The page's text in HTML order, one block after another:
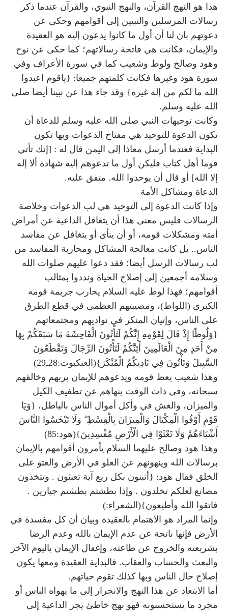
هذا هو النهج القرآن، والنهج النبوي، والقرآن عندما ذكر
رسالات المرسلين والنبيين إلى أقوامهم وحكى عن
دعوتهم بان لنا أن أول ما كانوا يدعون إليه هو العقيدة
والإيمان، فكانت هي فاتحة رسالاتهم؛ كما حكى عن نوح
وهود وصالح ولوط وشعيب كما في سورة الأعراف وفي
سورة هود وغيرها فكانت كلمتهم جميعا: {ياقوم اعبدوا
الله ما لكم من إله غيره} وقد جاء هذا عن نبينا أيضا صلى
الله عليه وسلم.
وكانت توجيهات النبي صلى الله عليه وسلم للدعاة أن
تكون الدعوة للتوحيد هي مفتاح الدعوات وبها تكون
البداية فعندما أرسل معاذا إلى اليمن قال له : [إنك تأتي
قوما أهل كتاب فليكن أول ما تدعوهم إليه شهادة ألا إله
إلا الله] أو قال أن يوحدوا الله. متفق عليه.
الدعاة ومشاكل الأمة
وإذا كانت الدعوة إلى التوحيد هي لب الدعوات وخلاصة
الرسالات فليس معنى هذا أن يتغافل الداعية عن أمراض
أمته ومشكلات قومه، أو أن ينأى أو يتغافل عن مفاسد
الناس.. بل كانت معالجة المشاكل ومحاربة المفاسد من
لب رسالات الرسل أيضا؛ فقد دعوا عليهم صلوات الله
وسلامه أجمعين إلى إصلاح الحياة ونددوا بمثالب
أقوامهم؛ فهذا لوط عليه السلام يحارب جريمة قومه
الكبرى (اللواط)، ومصيبتهم العظمى في قطع الطرق
على الناس، وإتيان المنكر في نواديهم ومجتمعاتهم
{وَلُوطًا إِذْ قَالَ لِقَوْمِهِ إِنَّكُمْ لَتَأْتُونَ الْفَاحِشَةَ مَا سَبَقَكُمْ بِهَا
مِنْ أَحَدٍ مِنَ الْعَالَمِينَ أَئِنَّكُمْ لَتَأْتُونَ الرِّجَالَ وَتَقْطَعُونَ
السَّبِيلَ وَتَأْتُونَ فِي نَادِيكُمُ الْمُنْكَرَ}(العنكبوت:28ـ29)
وهذا شعيب يعظ قومه ويدعوهم للإيمان بربهم وخالقهم
سبحانه، وفي ذات الوقت ينهاهم عن تطفيف الكيل
والميزان، والغش في وأكل أموال الناس بالباطل، {وَيَا
قَوْمِ أَوْفُوا الْمِكْيَالَ وَالْمِيزَانَ بِالْقِسْطِ ۖ وَلَا تَبْخَسُوا النَّاسَ
أَشْيَاءَهُمْ وَلَا تَعْثَوْا فِي الْأَرْضِ مُفْسِدِينَ}(هود:85)
وهذا هود وصالح عليهما السلام يأمرون أقوامهم بالإيمان
برسالات الله وينهونهم عن العلو في الأرض والعتو على
الخلق فقال هود: {أتبنون بكل ريع آية تعبثون . وتتخذون
مصانع لعلكم تخلدون . وإذا بطشتم بطشتم جبارين .
فاتقوا الله وأطيعون}(الشعراء:)
وإنما المراد هو الاهتمام بالعقيدة وبيان أن كل مفسدة في
الأرض فإنها ناتجة عن عدم الإيمان بالله وعدم الرضا
بشريعته والخروج عن طاعته، وإغفال الإيمان باليوم الآخر
والبعث والحساب والعقاب. فالبداية العقيدة ومعها يكون
إصلاح حال الناس وبها كذلك تقوم حياتهم.
أما الابتعاد عن هذا النهج والانجرار إلى ما يهواه الناس أو
مجرد ما يستحسنونه فهو نهج خاطئ يجر الداعية إلى